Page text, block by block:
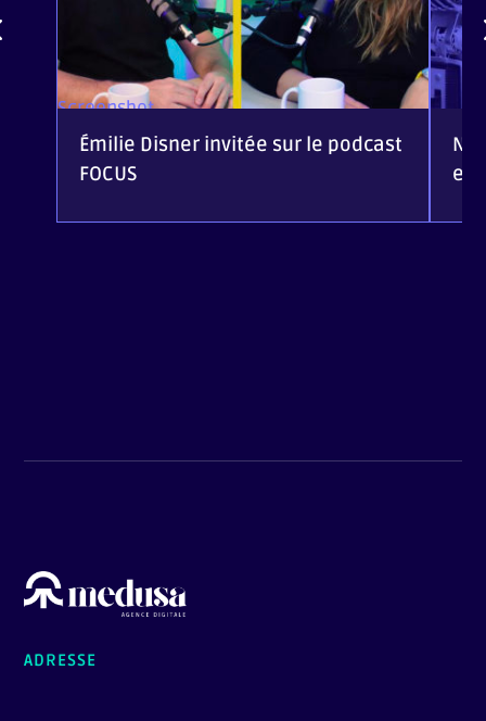
Screenshot
Émilie Disner invitée sur le podcast
FOCUS
ADRESSE